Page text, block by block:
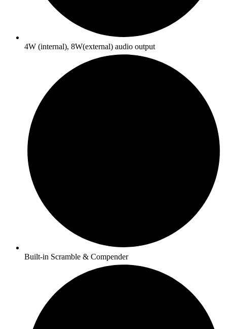
4W (internal), 8W(external) audio output
Built-in Scramble & Compender